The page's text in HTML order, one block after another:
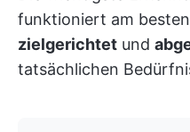
funktioniert am
zielgerichtet und
tatsächlichen